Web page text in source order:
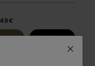
Weiterlesen